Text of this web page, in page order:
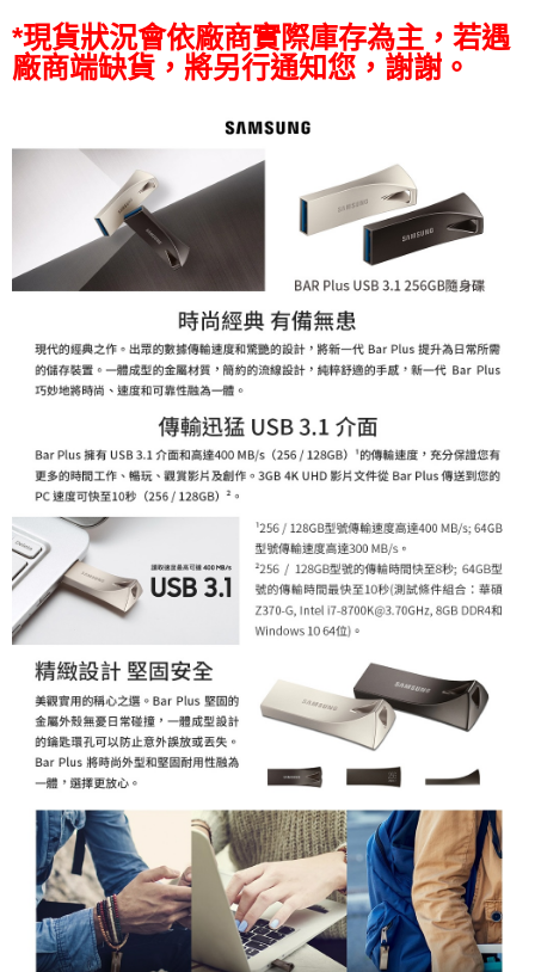
２．便利：只要手機號碼，簡訊認證，即可結帳。
３．安心：先確認商品／服務後，再付款。
【「AFTEE先享後付」結帳流程】
結帳頁面，進行簡訊認證並確認金額後，即可完成結帳。
２．訂單成立數日內，您將收到繳費通知簡訊。
３．收到繳費通知簡訊後14天內，點擊此簡訊中的連結，可透過四大超商／
ATM／網路銀行／等多元方式進行付款，方視為交易完成。
※ 請注意：結帳手續完成當下不需立刻繳費，但若您需要取消訂單，請聯絡
購買商品的店家。未經商家同意取消之訂單仍視為有效，需透過AFTEE先享
後付繳納相關費用。
※ 交易是否成功請以「AFTEE先享後付 」之結帳頁面顯示為準，若有關於
https://netprotections.freshdesk.com/support/home
【注意事項】
１．透過由恩沛科技股份有限公司提供之「AFTEE先享後付」服務完成之交
權轉讓予恩沛科技股份有限公司。
２．關於個人資料處理事宜，請瀏覽以下網址：
https://aftee.tw/terms/#terms3
３．未成年的使用者請事先徵得法定代理人或監護人之同意方可使用
「AFTEE先享後付」，若未經同意申辦者引起之損失，本公司不負相關責
任。
４．使用「AFTEE先享後付」時，將依據個別帳號之用戶狀況，依本公司即
時審查核予不同之上限額度；若仍有額度不足之情形，本公司將視審查結果
請求用戶進行身份認證。
５．嚴禁一人註冊多個帳號或使用他人資訊註冊。若發現惡意使用之情形，
恩沛科技股份有限公司將有權停止該用戶之使用額度並採取法律行動。
全家取貨付款
每筆NT$60，滿NT$399(含以上)免運費
每筆NT$60，滿NT$399(含以上)免運費
7-11取貨付款
每筆NT$60，滿NT$399(含以上)免運費
宅配
每筆NT$75，滿NT$399(含以上)免運費
*現貨狀況會依廠商實際庫存為主，若遇
廠商端缺貨，將另行通知您，謝謝。